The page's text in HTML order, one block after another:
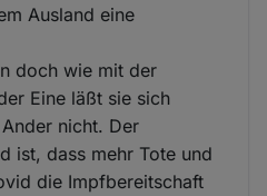
Ausland eine
doch wie mit der
Eine läßt sie sich
nicht. Der
ist, dass mehr Tote und
die Impfbereitschaft